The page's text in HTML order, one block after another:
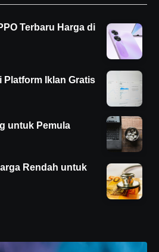
Terbaru Harga di
Platform Iklan Gratis
untuk Pemula
Rendah untuk